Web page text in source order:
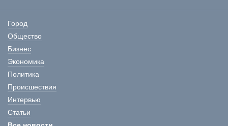
Город
Общество
Бизнес
Экономика
Политика
Происшествия
Интервью
Статьи